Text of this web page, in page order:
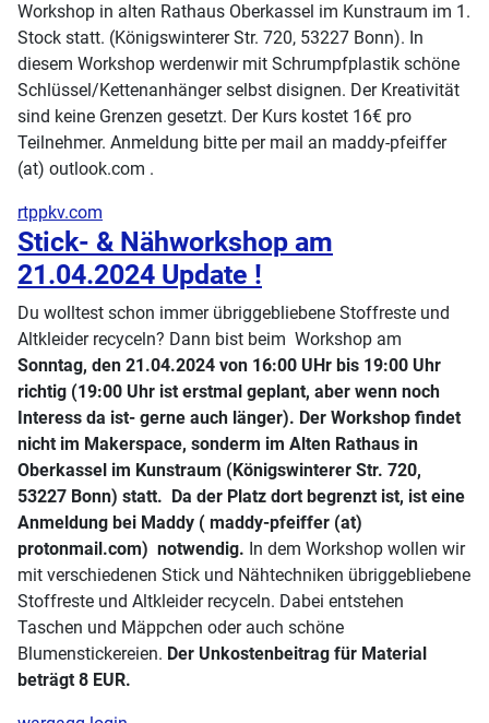
Workshop in alten Rathaus Oberkassel im Kunstraum im 1.
Stock statt. (Königswinterer Str. 720, 53227 Bonn). In
diesem Workshop werdenwir mit Schrumpfplastik schöne
Schlüssel/Kettenanhänger selbst disignen. Der Kreativität
sind keine Grenzen gesetzt. Der Kurs kostet 16€ pro
Teilnehmer. Anmeldung bitte per mail an maddy-pfeiffer
(at) outlook.com .
rtppkv.com
Stick- & Nähworkshop am
21.04.2024 Update !
Du wolltest schon immer übriggebliebene Stoffreste und
Altkleider recyceln? Dann bist beim Workshop am
Sonntag, den 21.04.2024 von 16:00 UHr bis 19:00 Uhr
richtig (19:00 Uhr ist erstmal geplant, aber wenn noch
Interess da ist- gerne auch länger). Der Workshop findet
nicht im Makerspace, sonderm im Alten Rathaus in
Oberkassel im Kunstraum (Königswinterer Str. 720,
53227 Bonn) statt. Da der Platz dort begrenzt ist, ist eine
Anmeldung bei Maddy ( maddy-pfeiffer (at)
protonmail.com) notwendig. In dem Workshop wollen wir
mit verschiedenen Stick und Nähtechniken übriggebliebene
Stoffreste und Altkleider recyceln. Dabei entstehen
Taschen und Mäppchen oder auch schöne
Blumenstickereien. Der Unkostenbeitrag für Material
beträgt 8 EUR.